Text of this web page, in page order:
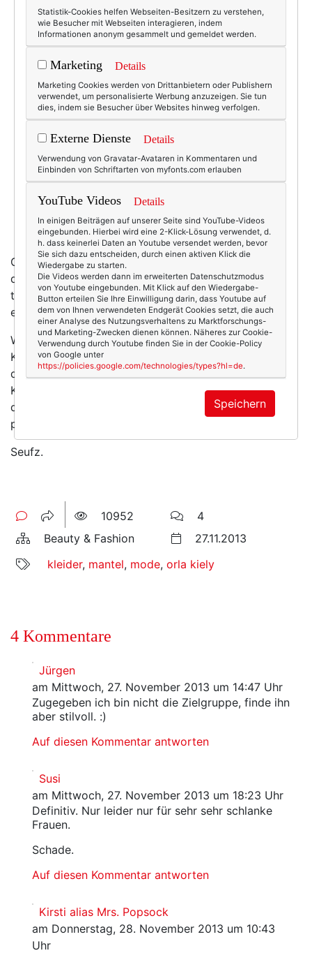
Ganz dezent informiert die Website übrigens darüber,
dass auch die Princess of Cambridge Orlas Röcke
trägt. Was mir aber wurscht ist. Ich finde die Mode
einfach nur sehr sehr schön. Und sehr weiblich.
Wenn auch viel zu klein, denn leider produziert Orla
Kiely nur bis UK-Größe 14, was ungefähr einer
deutschen Größe 40 (!!) entspricht. Dafür gibt es die
Kleider aber nach unten bis Größe 32 - das dürfte
dann gerade noch so meiner 13-jährigen Tochter
passen. Oder der Princess von Dings eben.
Seufz.
10952
4
Beauty & Fashion
27.11.2013
kleider, mantel, mode, orla kiely
4 Kommentare
Jürgen
am Mittwoch, 27. November 2013 um 14:47 Uhr
Zugegeben ich bin nicht die Zielgruppe, finde ihn
aber stilvoll. :)
Auf diesen Kommentar antworten
Susi
am Mittwoch, 27. November 2013 um 18:23 Uhr
Definitiv. Nur leider nur für sehr sehr schlanke
Frauen.
Schade.
Auf diesen Kommentar antworten
Kirsti alias Mrs. Popsock
am Donnerstag, 28. November 2013 um 10:43
Uhr
Statistik-Cookies helfen Webseiten-Besitzern zu verstehen,
wie Besucher mit Webseiten interagieren, indem
Informationen anonym gesammelt und gemeldet werden.
Marketing Details
Marketing Cookies werden von Drittanbietern oder Publishern
verwendet, um personalisierte Werbung anzuzeigen. Sie tun
dies, indem sie Besucher über Websites hinweg verfolgen.
Externe Dienste Details
Verwendung von Gravatar-Avataren in Kommentaren und
Einbinden von Schriftarten von myfonts.com erlauben
YouTube Videos Details
In einigen Beiträgen auf unserer Seite sind YouTube-Videos
eingebunden. Hierbei wird eine 2-Klick-Lösung verwendet, d.
h. dass keinerlei Daten an Youtube versendet werden, bevor
Sie sich dazu entscheiden, durch einen aktiven Klick die
Wiedergabe zu starten.
Die Videos werden dann im erweiterten Datenschutzmodus
von Youtube eingebunden. Mit Klick auf den Wiedergabe-
Button erteilen Sie Ihre Einwilligung darin, dass Youtube auf
dem von Ihnen verwendeten Endgerät Cookies setzt, die auch
einer Analyse des Nutzungsverhaltens zu Marktforschungs-
und Marketing-Zwecken dienen können. Näheres zur Cookie-
Verwendung durch Youtube finden Sie in der Cookie-Policy
von Google unter
https://policies.google.com/technologies/types?hl=de.
Speichern